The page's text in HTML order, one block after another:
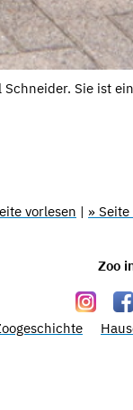
Sie ist
vorlesen | »
Zoo